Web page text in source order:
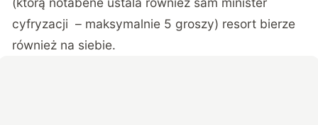
cyfryzacji – maksymalnie 5 groszy) resort bierze
również na siebie.